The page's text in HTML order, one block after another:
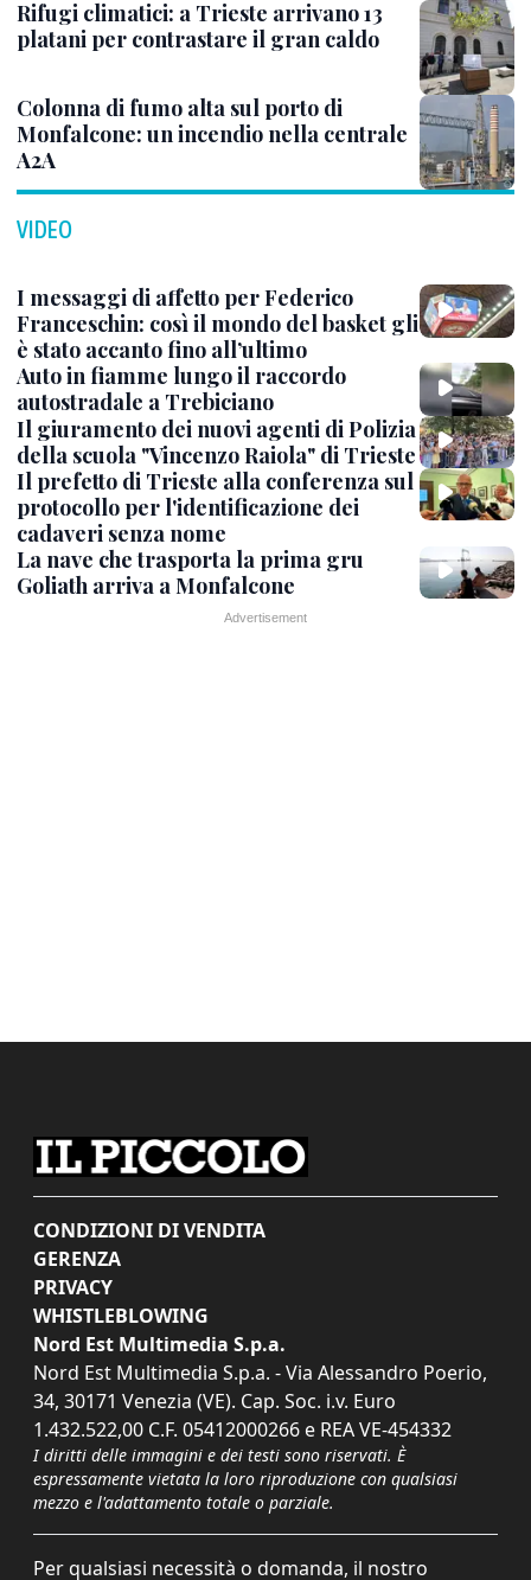
Rifugi climatici: a Trieste arrivano 13
platani per contrastare il gran caldo
Colonna di fumo alta sul porto di
Monfalcone: un incendio nella centrale
A2A
VIDEO
I messaggi di affetto per Federico
Franceschin: così il mondo del basket gli
è stato accanto fino all’ultimo
Auto in fiamme lungo il raccordo
autostradale a Trebiciano
Il giuramento dei nuovi agenti di Polizia
della scuola "Vincenzo Raiola" di Trieste
Il prefetto di Trieste alla conferenza sul
protocollo per l'identificazione dei
cadaveri senza nome
La nave che trasporta la prima gru
Goliath arriva a Monfalcone
CONDIZIONI DI VENDITA
GERENZA
PRIVACY
WHISTLEBLOWING
Nord Est Multimedia S.p.a.
Nord Est Multimedia S.p.a. - Via Alessandro Poerio,
34, 30171 Venezia (VE). Cap. Soc. i.v. Euro
1.432.522,00 C.F. 05412000266 e REA VE-454332
I diritti delle immagini e dei testi sono riservati. È
espressamente vietata la loro riproduzione con qualsiasi
mezzo e l'adattamento totale o parziale.
Per qualsiasi necessità o domanda, il nostro